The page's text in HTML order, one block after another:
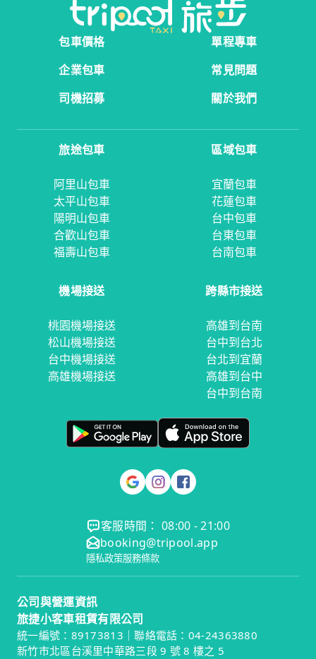
包車價格
單程專車
企業包車
常見問題
司機招募
關於我們
旅途包車
阿里山包車
太平山包車
陽明山包車
合歡山包車
福壽山包車
區域包車
宜蘭包車
花蓮包車
台中包車
台東包車
台南包車
機場接送
桃園機場接送
松山機場接送
台中機場接送
高雄機場接送
跨縣市接送
高雄到台南
台中到台北
台北到宜蘭
高雄到台中
台中到台南
客服時間： 08:00 - 21:00
booking@tripool.app
隱私政策服務條款
公司與營運資訊
旅捷小客車租賃有限公司
統一編號：89173813｜聯絡電話：04-24363880
新竹市北區台溪里中華路三段 9 號 8 樓之 5